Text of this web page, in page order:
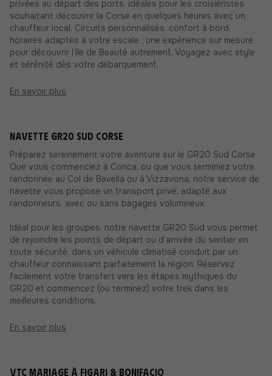
privées au départ des ports, idéales pour les croisiéristes
souhaitant découvrir la Corse en quelques heures avec un
chauffeur local. Circuits personnalisés, confort à bord,
horaires adaptés à votre escale : une expérience sur mesure
pour découvrir l’île de Beauté autrement. Voyagez avec style
et sérénité dès votre débarquement.
En savoir plus
Navette GR20 Sud Corse
Préparez sereinement votre aventure sur le GR20 Sud Corse.
Que vous commenciez à Conca, ou que vous terminiez votre
randonnée au Col de Bavella ou à Vizzavona, notre service de
navette vous propose un transport privé, adapté aux
randonneurs, avec ou sans bagages volumineux.
Idéal pour les groupes, notre navette GR20 Sud vous permet
de rejoindre les points de départ ou d’arrivée du sentier en
toute sécurité, dans un véhicule climatisé conduit par un
chauffeur connaissant parfaitement la région. Réservez
facilement votre transfert vers les étapes mythiques du
GR20 et commencez (ou terminez) votre trek dans les
meilleures conditions.
En savoir plus
VTC Mariage à Figari & Bonifacio